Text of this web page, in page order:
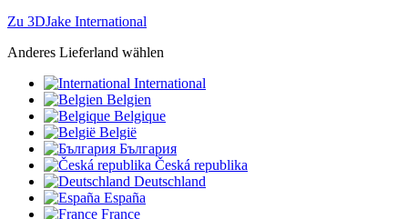
Zu 3DJake International
Anderes Lieferland wählen
International
Belgien
Belgique
België
България
Česká republika
Deutschland
España
France